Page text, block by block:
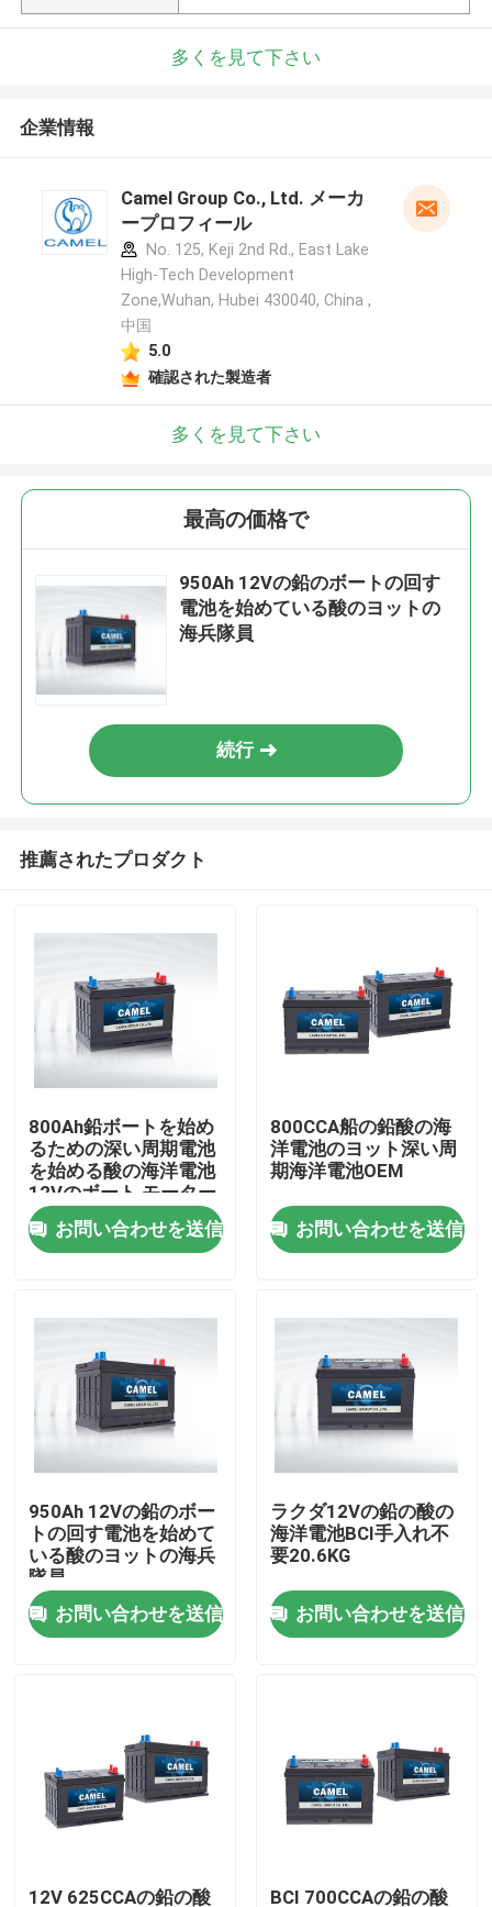
私達について
工場旅行
品質管理
私達に連絡しなさい
車の始動機電池
鉛の酸の始動機電池
リチウム イオン始動機電池
多くを見て下さい
企業情報
Camel Group Co., Ltd. メーカ
ープロフィール
No. 125, Keji 2nd Rd., East Lake
High-Tech Development
Zone,Wuhan, Hubei 430040, China ,
中国
5.0
確認された製造者
多くを見て下さい
最高の価格で
950Ah 12Vの鉛のボートの回す
電池を始めている酸のヨットの
海兵隊員
続行
推薦されたプロダクト
800Ah鉛ボートを始め
るための深い周期電池
を始める酸の海洋電池
12Vのボート モーター
お問い合わせを送信
800CCA船の鉛酸の海
洋電池のヨット深い周
期海洋電池OEM
お問い合わせを送信
950Ah 12Vの鉛のボー
トの回す電池を始めて
いる酸のヨットの海兵
隊員
お問い合わせを送信
ラクダ12Vの鉛の酸の
海洋電池BCI手入れ不
要20.6KG
お問い合わせを送信
12V 625CCAの鉛の酸 BCI 700CCAの鉛の酸